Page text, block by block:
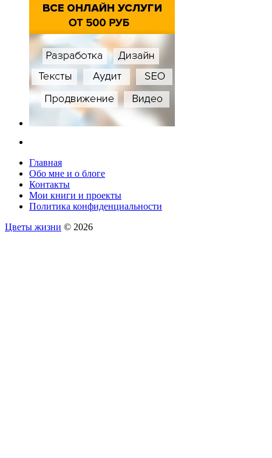
Главная
Обо мне и о блоге
Контакты
Мои книги и проекты
Политика конфиденциальности
Цветы жизни © 2026